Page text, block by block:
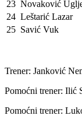
23 Novaković
24 Leštarić Lazar
25 Savić Vuk
Trener: Janković
Pomoćni trener: Ilić
Pomoćni trener: